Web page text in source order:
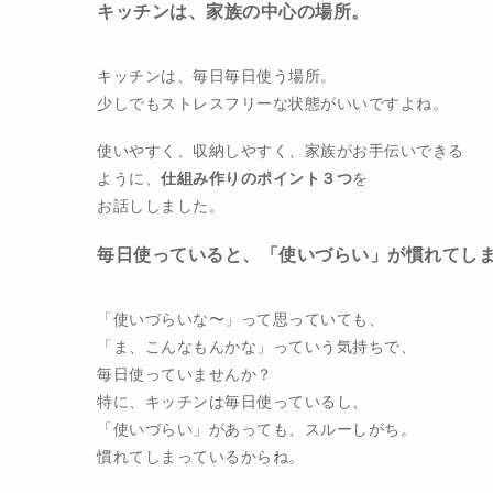
キッチンは、家族の中心の場所。
キッチンは、毎日毎日使う場所。
少しでもストレスフリーな状態がいいですよね。
使いやすく、収納しやすく、家族がお手伝いできる
ように、仕組み作りのポイント３つを
お話ししました。
毎日使っていると、 「使いづらい」 が慣れてし
「使いづらいな〜」って思っていても、
「ま、こんなもんかな」っていう気持ちで、
毎日使っていませんか？
特に、キッチンは毎日使っているし、
「使いづらい」があっても、スルーしがち。
慣れてしまっているからね。